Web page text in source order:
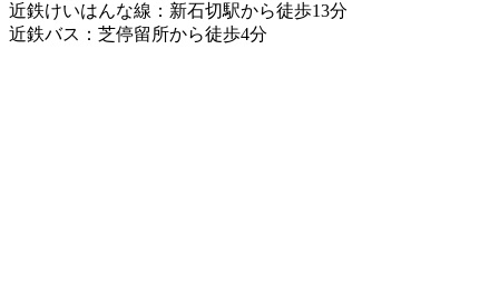
近鉄けいはんな線：新石切駅から徒歩13分
近鉄バス：芝停留所から徒歩4分